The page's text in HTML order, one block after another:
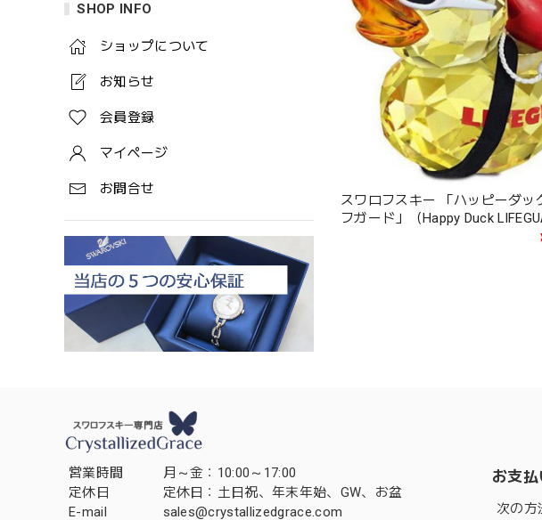
SHOP INFO
ショップについて
お知らせ
会員登録
マイページ
お問合せ
スワロフスキー 「ハッピーダッ
フガード」（Happy Duck
営業時間
月～金：10:00～17:00
定休日
定休日：土日祝、年末年始、GW、お盆
E-mail
sales@crystallizedgrace.com
お支
次の方